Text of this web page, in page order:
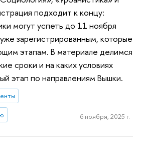
подходит к концу:
могут успеть до 11 ноября
зарегистрированным, которые
этапам. В материале делимся
сроки и на каких условиях
этап по направлениям Вышки.
6 ноября, 2025 г.